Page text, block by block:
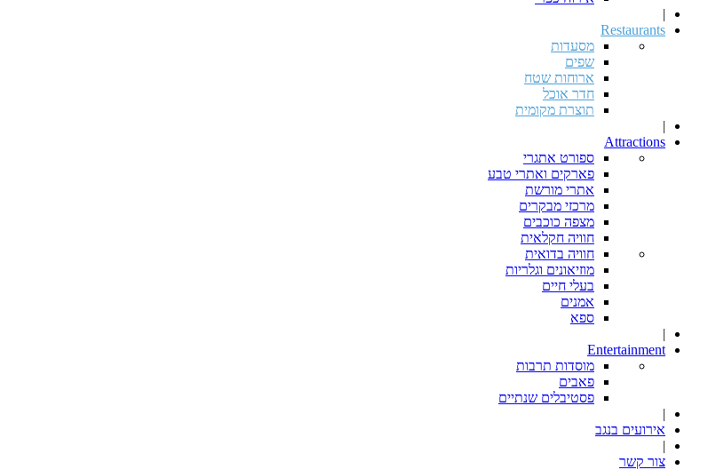
|
Restaurants
מסעדות
שפים
ארוחות שטח
חדר אוכל
תוצרת מקומית
|
Attractions
ספורט אתגרי
פארקים ואתרי טבע
אתרי מורשת
מרכזי מבקרים
מצפה כוכבים
חוויה חקלאית
חוויה בדואית
מוזיאונים וגלריות
בעלי חיים
אמנים
ספא
|
Entertainment
מוסדות תרבות
פאבים
פסטיבלים שנתיים
|
אירועים בנגב
|
צור קשר